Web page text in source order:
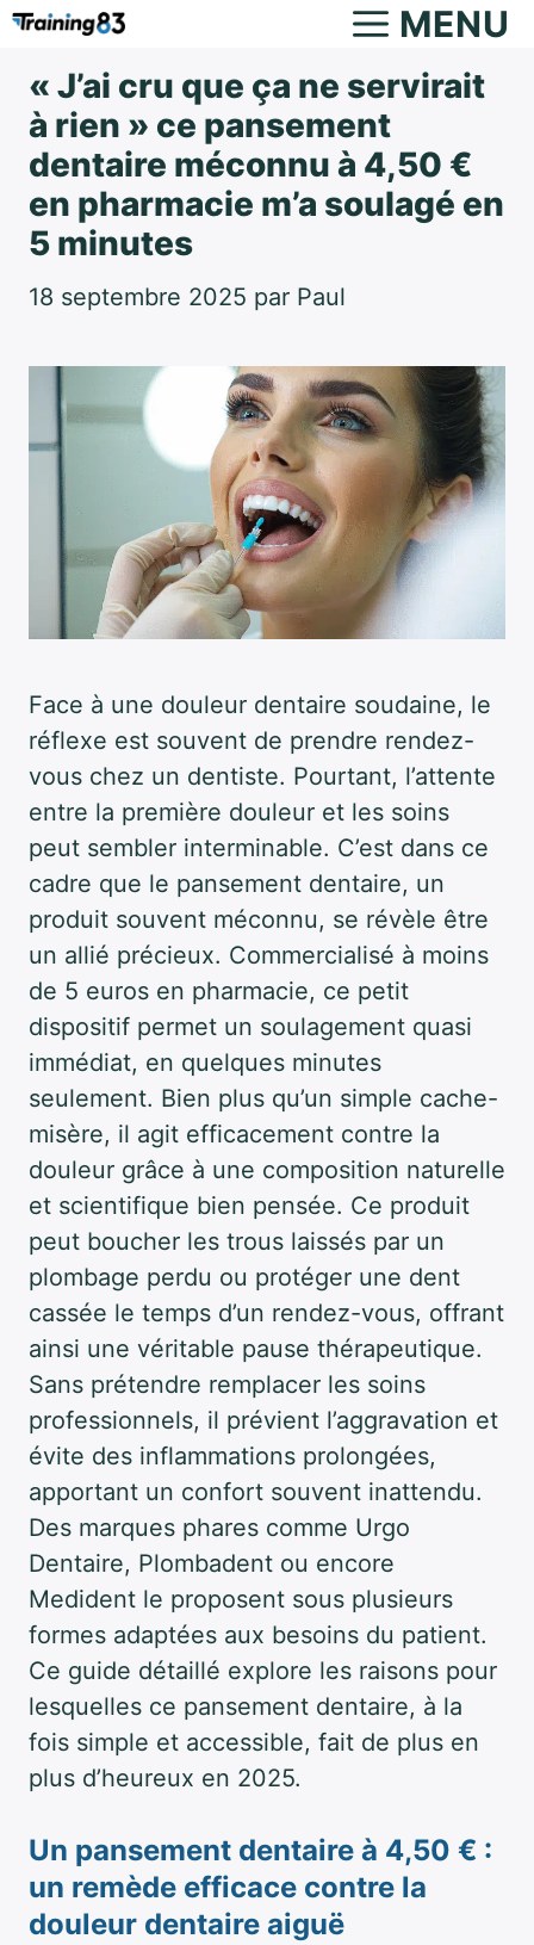
Aller
contenu
MENU
« J’ai cru que ça ne servirait
à rien » ce pansement
dentaire méconnu à 4,50 €
en pharmacie m’a soulagé en
5 minutes
18 septembre 2025 par Paul
Face à une douleur dentaire soudaine, le
réflexe est souvent de prendre rendez-
vous chez un dentiste. Pourtant, l’attente
entre la première douleur et les soins
peut sembler interminable. C’est dans ce
cadre que le pansement dentaire, un
produit souvent méconnu, se révèle être
un allié précieux. Commercialisé à moins
de 5 euros en pharmacie, ce petit
dispositif permet un soulagement quasi
immédiat, en quelques minutes
seulement. Bien plus qu’un simple cache-
misère, il agit efficacement contre la
douleur grâce à une composition naturelle
et scientifique bien pensée. Ce produit
peut boucher les trous laissés par un
plombage perdu ou protéger une dent
cassée le temps d’un rendez-vous, offrant
ainsi une véritable pause thérapeutique.
Sans prétendre remplacer les soins
professionnels, il prévient l’aggravation et
évite des inflammations prolongées,
apportant un confort souvent inattendu.
Des marques phares comme Urgo
Dentaire, Plombadent ou encore
Medident le proposent sous plusieurs
formes adaptées aux besoins du patient.
Ce guide détaillé explore les raisons pour
lesquelles ce pansement dentaire, à la
fois simple et accessible, fait de plus en
plus d’heureux en 2025.
Un pansement dentaire à 4,50 € :
un remède efficace contre la
douleur dentaire aiguë